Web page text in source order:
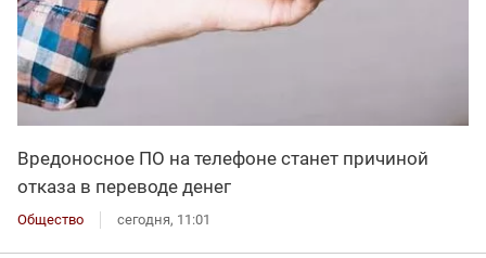
Вредоносное ПО на телефоне станет причиной
отказа в переводе денег
Общество сегодня, 11:01